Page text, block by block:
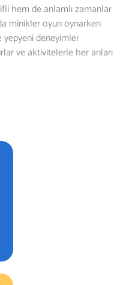
hem de anlamlı zamanlar
minikler oyun oynarken
yepyeni deneyimler
ve aktivitelerle her anları